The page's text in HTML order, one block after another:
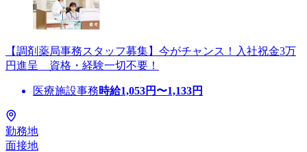
【調剤薬局事務スタッフ募集】今がチャンス！入社祝金3万
円進呈 資格・経験一切不要！
医療施設事務時給1,053円〜1,133円
勤務地
面接地